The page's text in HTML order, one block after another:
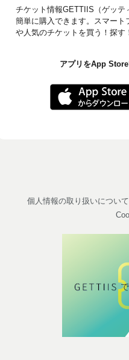
チケット情報GETTIIS（ゲッテ
簡単に購入できます。スマート
や人気のチケットを買う！探す
アプリをApp
個人情報の取り扱いについて